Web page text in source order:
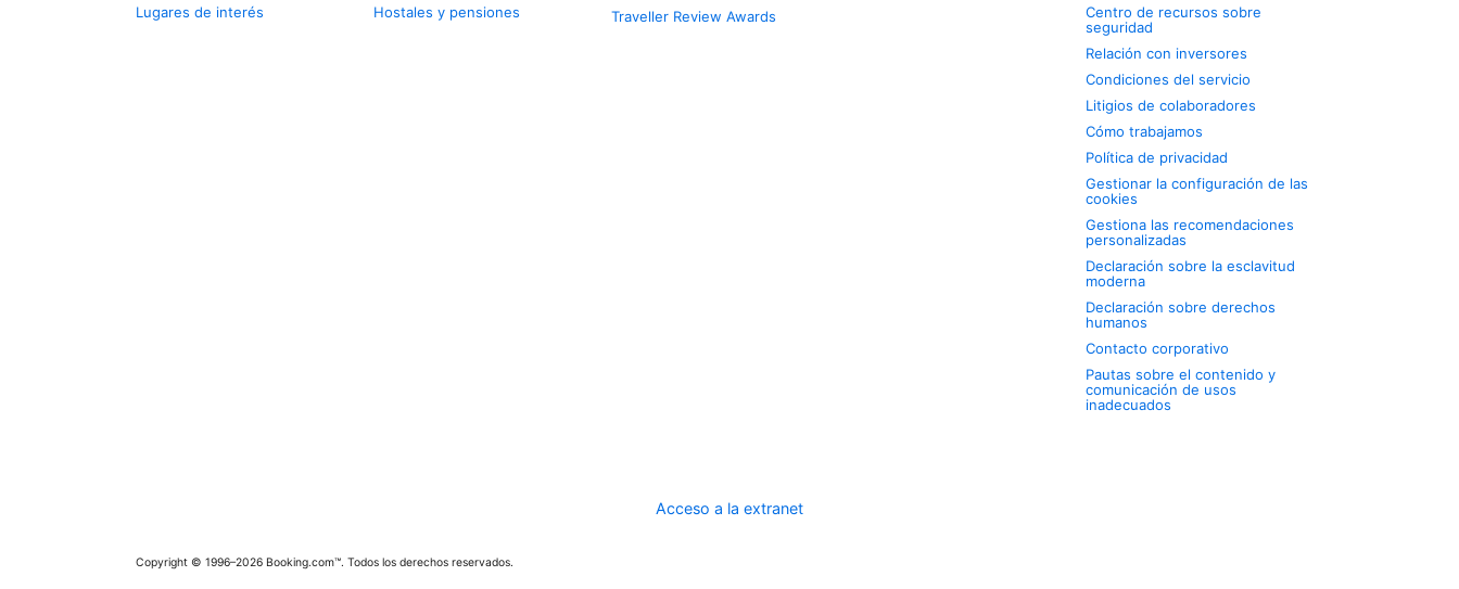
Lugares de interés
Hostales y pensiones
Traveller Review Awards
Centro de recursos sobre
seguridad
Relación con inversores
Condiciones del servicio
Litigios de colaboradores
Cómo trabajamos
Política de privacidad
Gestionar la configuración de las
cookies
Gestiona las recomendaciones
personalizadas
Declaración sobre la esclavitud
moderna
Declaración sobre derechos
humanos
Contacto corporativo
Pautas sobre el contenido y
comunicación de usos
inadecuados
Acceso a la extranet
Copyright © 1996–2026 Booking.com™. Todos los derechos reservados.